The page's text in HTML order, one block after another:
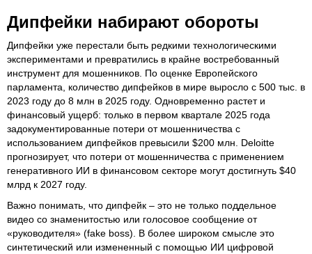
Дипфейки набирают обороты
Дипфейки уже перестали быть редкими технологическими
экспериментами и превратились в крайне востребованный
инструмент для мошенников. По оценке Европейского
парламента, количество дипфейков в мире выросло с 500 тыс. в
2023 году до 8 млн в 2025 году. Одновременно растет и
финансовый ущерб: только в первом квартале 2025 года
задокументированные потери от мошенничества с
использованием дипфейков превысили $200 млн. Deloitte
прогнозирует, что потери от мошенничества с применением
генеративного ИИ в финансовом секторе могут достигнуть $40
млрд к 2027 году.
Важно понимать, что дипфейк – это не только поддельное
видео со знаменитостью или голосовое сообщение от
«руководителя» (fake boss). В более широком смысле это
синтетический или измененный с помощью ИИ цифровой